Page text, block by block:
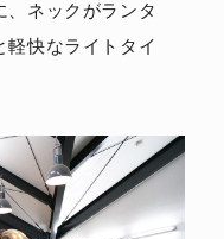
、ネックがランタ
軽快なライトタイ